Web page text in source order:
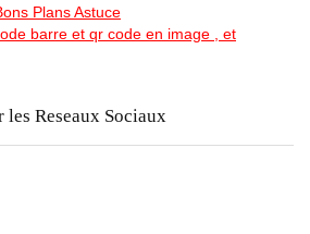
Plans Astuce
barre et qr code en image , et
les Reseaux Sociaux